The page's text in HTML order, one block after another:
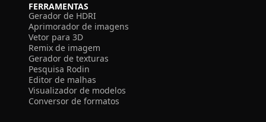
FERRAMENTAS
Gerador de HDRI
Aprimorador de imagens
Vetor para 3D
Remix de imagem
Gerador de texturas
Pesquisa Rodin
Editor de malhas
Visualizador de modelos
Conversor de formatos